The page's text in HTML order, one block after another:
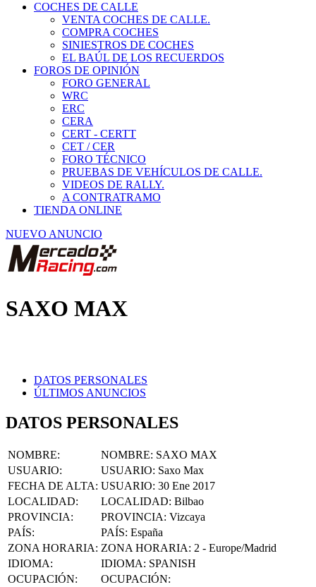
COCHES DE CALLE
VENTA COCHES DE CALLE.
COMPRA COCHES
SINIESTROS DE COCHES
EL BAÚL DE LOS RECUERDOS
FOROS DE OPINIÓN
FORO GENERAL
WRC
ERC
CERA
CERT - CERTT
CET / CER
FORO TÉCNICO
PRUEBAS DE VEHÍCULOS DE CALLE.
VIDEOS DE RALLY.
A CONTRATRAMO
TIENDA ONLINE
NUEVO ANUNCIO
SAXO MAX
DATOS PERSONALES
ÚLTIMOS ANUNCIOS
DATOS PERSONALES
NOMBRE: NOMBRE: SAXO MAX
USUARIO: USUARIO: Saxo Max
FECHA DE ALTA: USUARIO: 30 Ene 2017
LOCALIDAD: LOCALIDAD: Bilbao
PROVINCIA: PROVINCIA: Vizcaya
PAÍS: PAÍS: España
ZONA HORARIA: ZONA HORARIA: 2 - Europe/Madrid
IDIOMA: IDIOMA: SPANISH
OCUPACIÓN:
OCUPACIÓN: